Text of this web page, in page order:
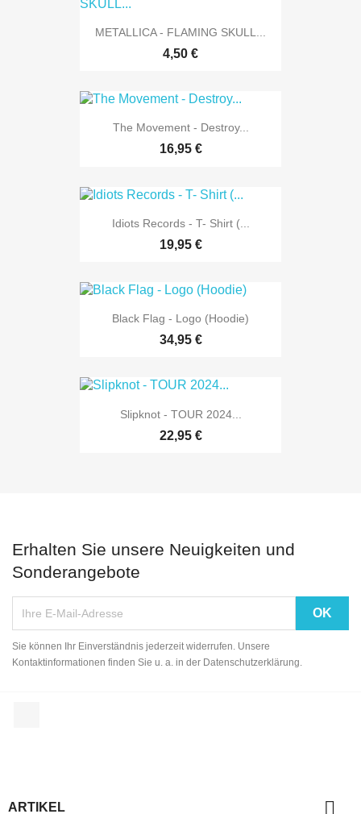
METALLICA - FLAMING SKULL...
4,50 €
The Movement - Destroy...
16,95 €
Idiots Records - T- Shirt (...
19,95 €
Black Flag - Logo (Hoodie)
34,95 €
Slipknot - TOUR 2024...
22,95 €
Erhalten Sie unsere Neuigkeiten und
Sonderangebote
Sie können Ihr Einverständnis jederzeit widerrufen. Unsere
Kontaktinformationen finden Sie u. a. in der Datenschutzerklärung.
ARTIKEL 